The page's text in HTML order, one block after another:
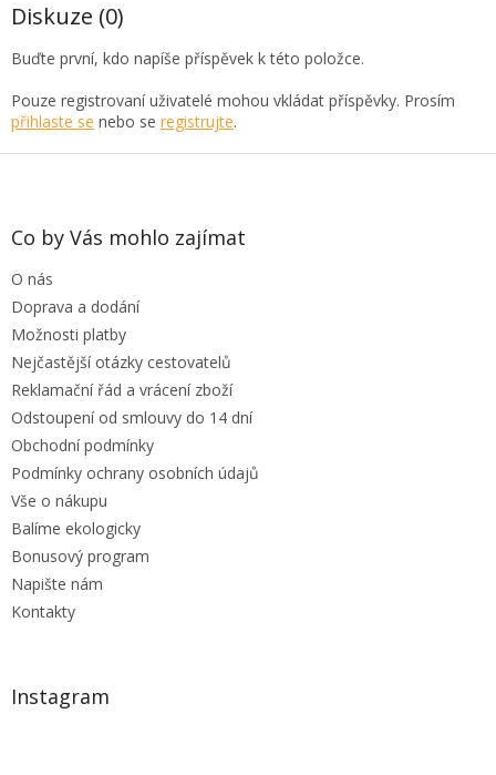
Diskuze (0)
Buďte první, kdo napíše příspěvek k této položce.
Pouze registrovaní uživatelé mohou vkládat příspěvky. Prosím
přihlaste se nebo se registrujte.
Z
Co by Vás mohlo zajímat
O nás
Doprava a dodání
Možnosti platby
Nejčastější otázky cestovatelů
Reklamační řád a vrácení zboží
Odstoupení od smlouvy do 14 dní
Obchodní podmínky
Podmínky ochrany osobních údajů
Vše o nákupu
Balíme ekologicky
Bonusový program
Napište nám
Kontakty
Instagram